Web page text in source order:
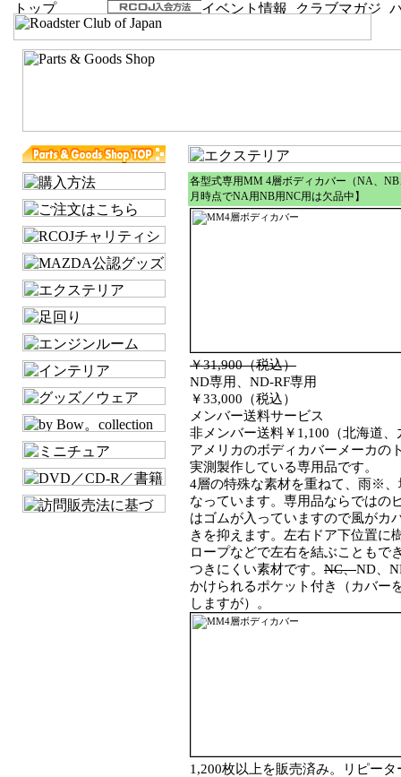
各型式専用MM 4層ボディカバー（NA、
月時点でNA用NB用NC用は欠品中】
￥31,900（税込）
ND専用、ND-RF専用
￥33,000（税込）
メンバー送料サービス
非メンバー送料￥1,100（北海道、
アメリカのボディカバーメーカの
実測製作している専用品です。
4層の特殊な素材を重ねて、雨※
なっています。専用品ならではの
はゴムが入っていますので風がカ
きを抑えます。左右ドア下位置に
ロープなどで左右を結ぶこともで
つきにくい素材です。 NC、ND、
かけられるポケット付き（カバー
しますが）。
1,200枚以上を販売済み。リピー